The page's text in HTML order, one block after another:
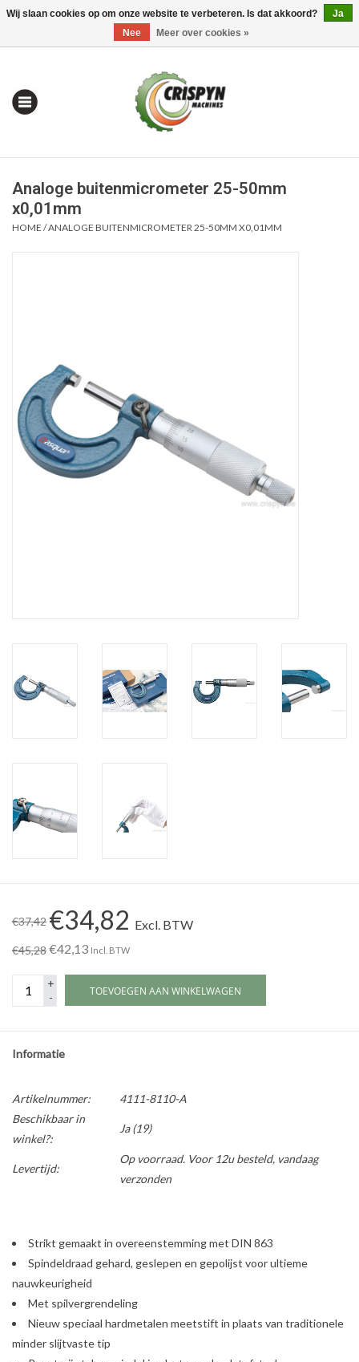
0 Artikelen - €0,00 Mijn account / Registreren
Alles om te Frezen |
Alles om te Draaien |
Verspaanbaar materiaal |
Machines |
Onderdelen |
Oliën & Smeermiddelen |
TIPS & KENNIS
Analoge buitenmicrometer 25-50mm
x0,01mm
HOME /ANALOGE BUITENMICROMETER 25-50MM X0,01MM
€37,42 €34,82 Excl. BTW
€45,28€42,13 Incl. BTW
+
-
TOEVOEGEN AAN WINKELWAGEN
Informatie
Artikelnummer:
4111-8110-A
Beschikbaar in
winkel?:
Ja(19)
Levertijd:
Op voorraad. Voor 12u besteld, vandaag
verzonden
Strikt gemaakt in overeenstemming met DIN 863
Spindeldraad gehard, geslepen en gepolijst voor ultieme
nauwkeurigheid
Met spilvergrendeling
Nieuw speciaal hardmetalen meetstift in plaats van traditionele
minder slijtvaste tip
Wij slaan cookies op om onze website te verbeteren. Is dat akkoord?
Ja
Nee
Meer over cookies »